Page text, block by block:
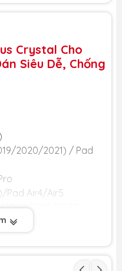
Crystal Cho
Siêu Dễ, Chống
2020/2021) / Pad
Pad Air4/Air5
2020/2021/2022)
HỆ MỚI - TỰ DÁN
BỤI!✨
khi một hạt bụi nhỏ